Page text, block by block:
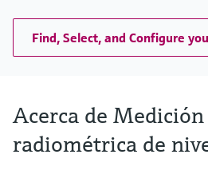
Find, Select, and Configure
Acerca de Medición
radiométrica de